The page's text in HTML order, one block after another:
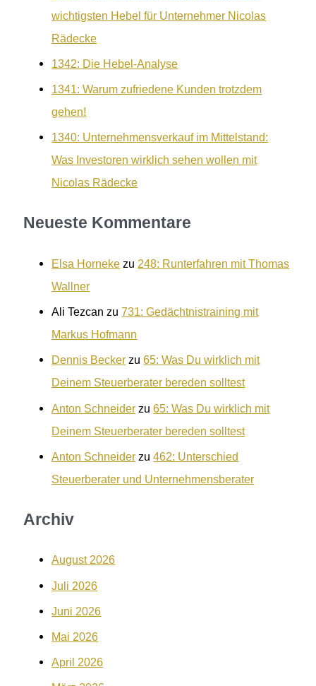
wichtigsten Hebel für Unternehmer Nicolas
Rädecke
1342: Die Hebel-Analyse
1341: Warum zufriedene Kunden trotzdem
gehen!
1340: Unternehmensverkauf im Mittelstand:
Was Investoren wirklich sehen wollen mit
Nicolas Rädecke
Neueste Kommentare
Elsa Horneke zu 248: Runterfahren mit Thomas
Wallner
Ali Tezcan zu731: Gedächtnistraining mit
Markus Hofmann
Dennis Becker zu65: Was Du wirklich mit
Deinem Steuerberater bereden solltest
Anton Schneider zu65: Was Du wirklich mit
Deinem Steuerberater bereden solltest
Anton Schneider zu462: Unterschied
Steuerberater und Unternehmensberater
Archiv
August 2026
Juli 2026
Juni 2026
Mai 2026
April 2026